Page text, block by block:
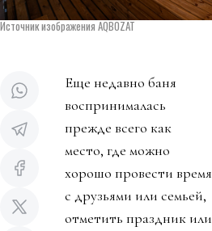
Источник изображения AQBOZAT
Еще недавно баня
воспринималась
прежде всего как
место, где можно
хорошо провести время
с друзьями или семьей,
отметить праздник или